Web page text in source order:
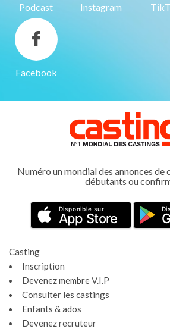
Podcast Instagram
Facebook
Numéro un mondial des annonces
débutants ou
Disponible sur
App Store
Casting
Inscription
Devenez membre V.I.P
Consulter les castings
Enfants & ados
Devenez recruteur